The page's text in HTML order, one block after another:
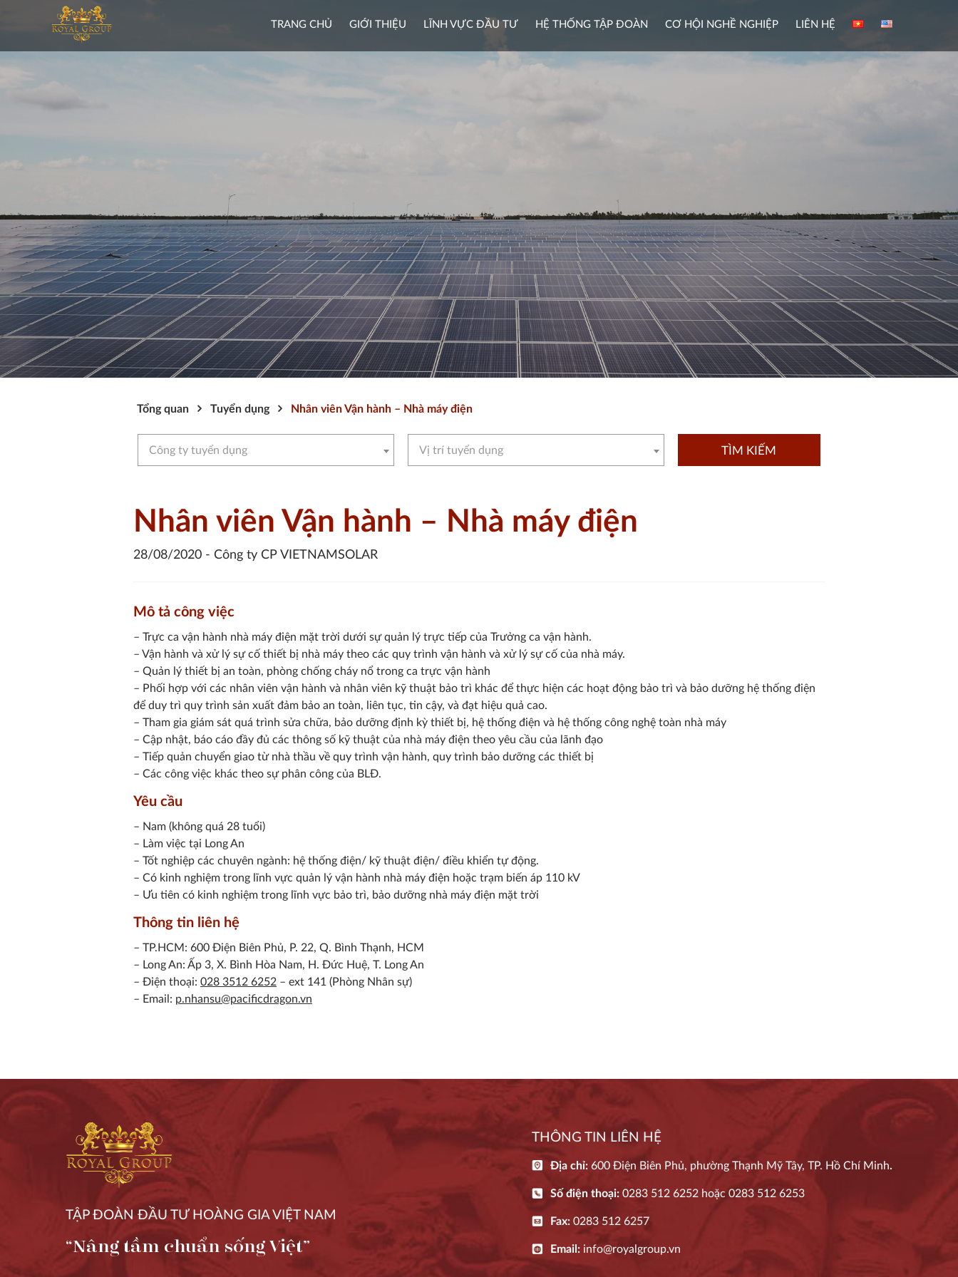
TRANG CHỦ GIỚI THIỆU LĨNH VỰC ĐẦU TƯ HỆ THỐNG TẬP ĐOÀN CƠ HỘI NGHỀ NGHIỆP LIÊN HỆ
Tổng quan Tuyển dụng Nhân viên Vận hành – Nhà máy điện
Công ty tuyển dụng Vị trí tuyển dụng TÌM KIẾM
Nhân viên Vận hành – Nhà máy điện
28/08/2020 - Công ty CP VIETNAMSOLAR
Mô tả công việc
– Trực ca vận hành nhà máy điện mặt trời dưới sự quản lý trực tiếp của Trưởng ca vận hành.
– Vận hành và xử lý sự cố thiết bị nhà máy theo các quy trình vận hành và xử lý sự cố của nhà máy.
– Quản lý thiết bị an toàn, phòng chống cháy nổ trong ca trực vận hành
– Phối hợp với các nhân viên vận hành và nhân viên kỹ thuật bảo trì khác để thực hiện các hoạt động bảo trì và bảo dưỡng hệ thống điện
để duy trì quy trình sản xuất đảm bảo an toàn, liên tục, tin cậy, và đạt hiệu quả cao.
– Tham gia giám sát quá trình sửa chữa, bảo dưỡng định kỳ thiết bị, hệ thống điện và hệ thống công nghệ toàn nhà máy
– Cập nhật, báo cáo đầy đủ các thông số kỹ thuật của nhà máy điện theo yêu cầu của lãnh đạo
– Tiếp quản chuyển giao từ nhà thầu về quy trình vận hành, quy trình bảo dưỡng các thiết bị
– Các công việc khác theo sự phân công của BLĐ.
Yêu cầu
– Nam (không quá 28 tuổi)
– Làm việc tại Long An
– Tốt nghiệp các chuyên ngành: hệ thống điện/ kỹ thuật điện/ điều khiển tự động.
– Có kinh nghiệm trong lĩnh vực quản lý vận hành nhà máy điện hoặc trạm biến áp 110 kV
– Ưu tiên có kinh nghiệm trong lĩnh vực bảo trì, bảo dưỡng nhà máy điện mặt trời
Thông tin liên hệ
– TP.HCM: 600 Điện Biên Phủ, P. 22, Q. Bình Thạnh, HCM
– Long An: Ấp 3, X. Bình Hòa Nam, H. Đức Huệ, T. Long An
– Điện thoại: 028 3512 6252– ext 141 (Phòng Nhân sự)
– Email: p.nhansu@pacificdragon.vn
TẬP ĐOÀN ĐẦU TƯ HOÀNG GIA VIỆT NAM
“Nâng tầm chuẩn sống Việt”
THÔNG TIN LIÊN HỆ
Địa chỉ: 600 Điện Biên Phủ, phường Thạnh Mỹ Tây, TP. Hồ Chí Minh.
Số điện thoại: 0283 512 6252 hoặc 0283 512 6253
Fax: 0283 512 6257
Email: info@royalgroup.vn